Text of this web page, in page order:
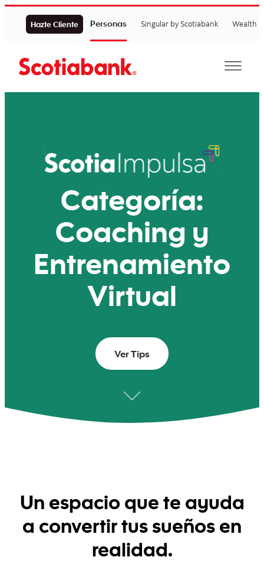
Hazte Cliente Personas Singular by Scotiabank Wealth
Categoría:
Coaching y
Entrenamiento
Virtual
Ver Tips
Un espacio que te ayuda
a convertir tus sueños en
realidad.